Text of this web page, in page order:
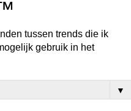
tussen trends die ik
gebruik in het
▼